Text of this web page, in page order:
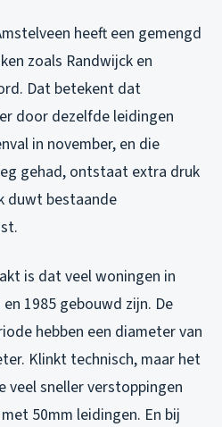
heeft een gemengd
zoals Randwijck en
Dat betekent dat
door dezelfde leidingen
in november, en die
gehad, ontstaat extra druk
duwt bestaande
is dat veel woningen in
1985 gebouwd zijn. De
hebben een diameter van
Klinkt technisch, maar het
veel sneller verstoppingen
50mm leidingen. En bij